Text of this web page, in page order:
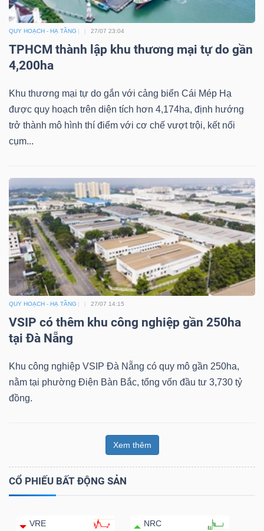
QUY HOẠCH - HẠ TẦNG 27/07 23:04
TPHCM thành lập khu thương mại tự do gần
4,200ha
Khu thương mại tự do gắn với cảng biển Cái Mép Hạ
được quy hoạch trên diện tích hơn 4,174ha, định hướng
trở thành mô hình thí điểm với cơ chế vượt trội, kết nối
cụm...
QUY HOẠCH - HẠ TẦNG 27/07 14:15
VSIP có thêm khu công nghiệp gần 250ha
tại Đà Nẵng
Khu công nghiệp VSIP Đà Nẵng có quy mô gần 250ha,
nằm tại phường Điện Bàn Bắc, tổng vốn đầu tư 3,730 tỷ
đồng.
Xem thêm
CỔ PHIẾU BẤT ĐỘNG SẢN
VRE NRC